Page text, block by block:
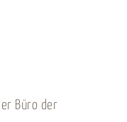
Büro der